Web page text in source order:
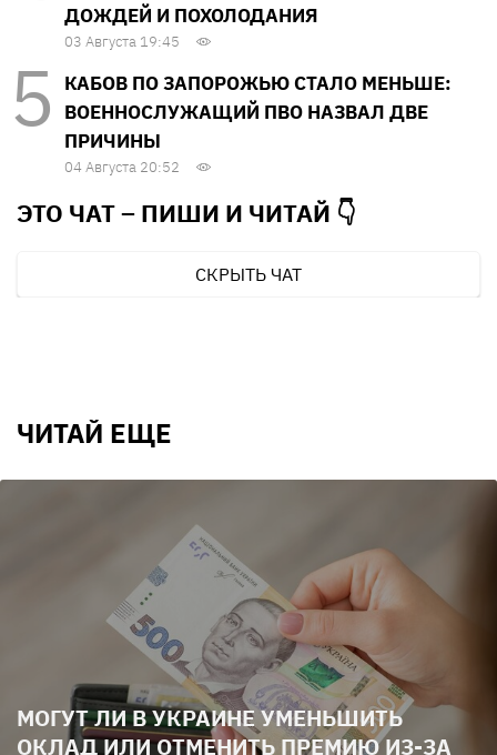
ДОЖДЕЙ И ПОХОЛОДАНИЯ
03 Августа 19:45
КАБОВ ПО ЗАПОРОЖЬЮ СТАЛО МЕНЬШЕ:
ВОЕННОСЛУЖАЩИЙ ПВО НАЗВАЛ ДВЕ
ПРИЧИНЫ
04 Августа 20:52
ЭТО ЧАТ – ПИШИ И ЧИТАЙ 👇
СКРЫТЬ ЧАТ
ЧИТАЙ ЕЩЕ
МОГУТ ЛИ В УКРАИНЕ УМЕНЬШИТЬ
ОКЛАД ИЛИ ОТМЕНИТЬ ПРЕМИЮ ИЗ-ЗА